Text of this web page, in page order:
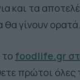
και τα
γίνουν ορατά.
foodlife.gr
πρώτοι όλες